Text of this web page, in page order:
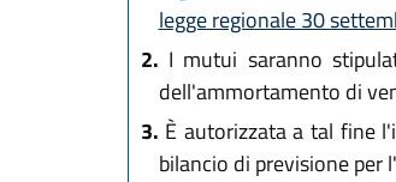
legge regionale 30
2. I mutui saranno
dell'ammortamento di
3. È autorizzata a tal fine
bilancio di previsione per